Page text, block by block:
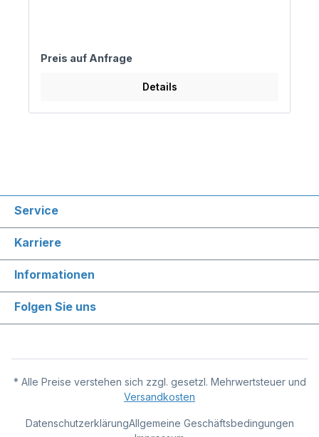
Preis auf Anfrage
Details
Service
Karriere
Informationen
Folgen Sie uns
* Alle Preise verstehen sich zzgl. gesetzl. Mehrwertsteuer und
Versandkosten
DatenschutzerklärungAllgemeine Geschäftsbedingungen